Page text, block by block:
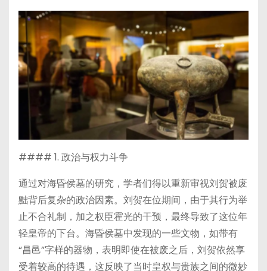
#### 1. 政治与权力斗争
通过对海昏侯墓的研究，学者们得以重新审视刘贺被废
黜背后复杂的政治因素。刘贺在位期间，由于其行为举
止不合礼制，加之权臣霍光的干预，最终导致了这位年
轻皇帝的下台。海昏侯墓中发现的一些文物，如带有
“昌邑”字样的器物，表明即使在被废之后，刘贺依然享
受着较高的待遇，这反映了当时皇权与贵族之间的微妙